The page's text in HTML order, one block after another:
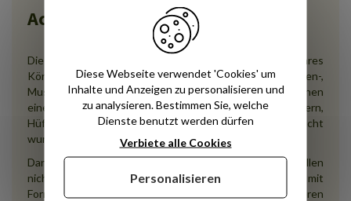
Achten Sie auf Ihren Körper!
Diese Toppers passen sich perfekt an die Kurven Ihres
Körpers an. Sie lassen Sie Ihre wiederkehrenden Rücken-,
Muskel- und Gelenkschmerzen vergessen. Sie werden Ihnen
eine ruhige Nacht bescheren, selbst wenn Ihre Schultern,
Hüften oder Knie tagsüber etwas zu sehr beansprucht
wurden.
Dank ihrer Hauptfunktion ist es, als ob Ihre Druckstellen
nicht mehr existieren würden! Unsere Toppers mit
Formgedächtnis tragen auch zu einer besseren
Diese Webseite verwendet 'Cookies' um
Inhalte und Anzeigen zu personalisieren und
zu analysieren. Bestimmen Sie, welche
Dienste benutzt werden dürfen
Verbiete alle Cookies
Personalisieren